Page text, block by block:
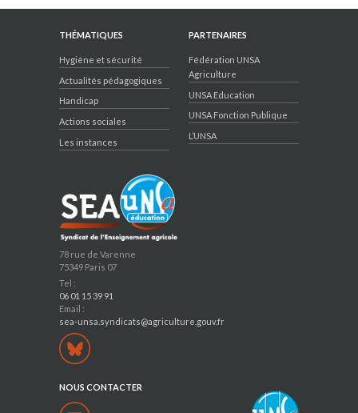
78 rue de Varenne
75349 Paris 07
Tel :
06 01 15 39 91
Email :
sea-unsa.syndicats@agriculture.gouv.fr
THÉMATIQUES
Hygiène et sécurité
Actualités pédagogiques
Handicap
Actions sociales
Les instances
PARTENAIRES
Fédération UNSA
Agriculture
UNSA Education
UNSA Fonction Publique
L’UNSA
NOUS CONTACTER